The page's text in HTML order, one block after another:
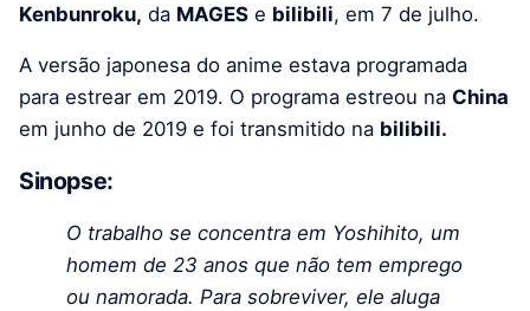
Kenbunroku, da MAGES e bilibili, em 7 de julho.
A versão japonesa do anime estava programada
para estrear em 2019. O programa estreou na China
em junho de 2019 e foi transmitido na bilibili.
Sinopse:
O trabalho se concentra em Yoshihito, um
homem de 23 anos que não tem emprego
ou namorada. Para sobreviver, ele aluga